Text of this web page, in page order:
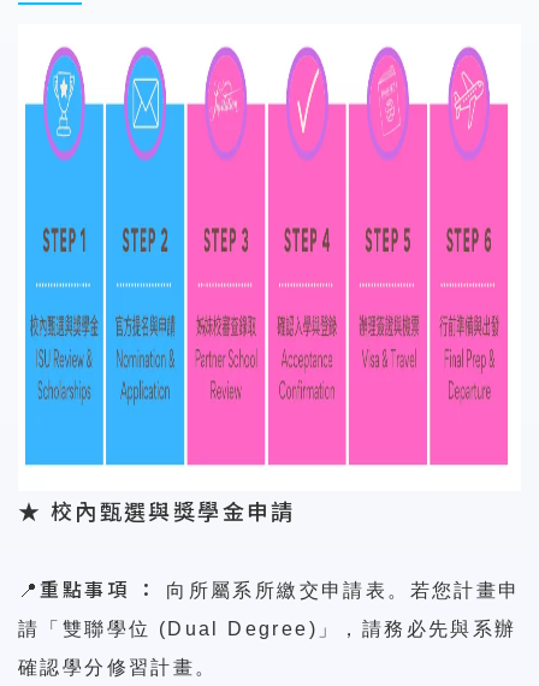
★ 校內甄選與獎學金申請
📍重點事項 ：
向所屬系所繳交申請表。若您計畫申
請「雙聯學位
(Dual Degree) 」，請務必先與系辦
確認學分修習計畫。